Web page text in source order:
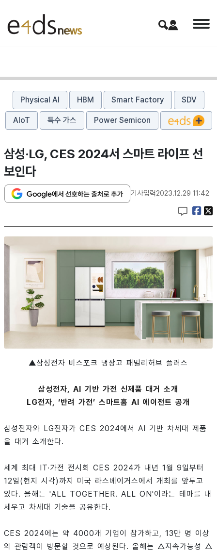
Physical AI HBM Smart Factory SDV
AIoT 특수 가스 Power Semicon
삼성·LG, CES 2024서 스마트 라이프 선
보인다
기사입력2023.12.29 11:42
▲삼성전자 비스포크 냉장고 패밀리허브 플러스
삼성전자, AI 기반 가전 신제품 대거 소개
LG전자, ‘반려 가전’ 스마트홈 AI 에이전트 공개
삼성전자와 LG전자가 CES 2024에서 AI 기반 차세대 제품
을 대거 소개한다.
세계 최대 IT·가전 전시회 CES 2024가 내년 1월 9일부터
12일(현지 시각)까지 미국 라스베이거스에서 개최를 앞두고
있다. 올해는 'ALL TOGETHER. ALL ON'이라는 테마를 내
세우고 차세대 기술을 공유한다.
CES 2024에는 약 4000개 기업이 참가하고, 13만 명 이상
의 관람객이 방문할 것으로 예상된다. 올해는 △지속가능성 △